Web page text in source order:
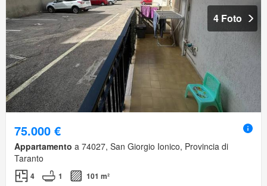
4 Foto
75.000 €
Appartamento a 74027, San Giorgio Ionico, Provincia di
Taranto
4 1
101 m²